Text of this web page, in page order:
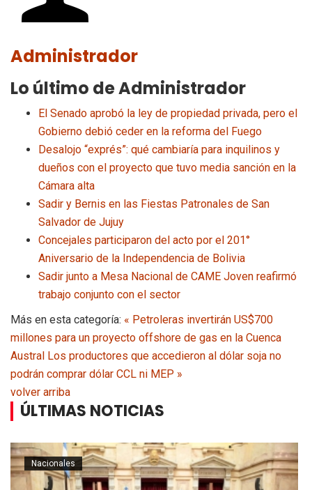
Administrador
Lo último de Administrador
El Senado aprobó la ley de propiedad privada, pero el
Gobierno debió ceder en la reforma del Fuego
Desalojo “exprés”: qué cambiaría para inquilinos y
dueños con el proyecto que tuvo media sanción en la
Cámara alta
Sadir y Bernis en las Fiestas Patronales de San
Salvador de Jujuy
Concejales participaron del acto por el 201°
Aniversario de la Independencia de Bolivia
Sadir junto a Mesa Nacional de CAME Joven reafirmó
trabajo conjunto con el sector
Más en esta categoría: « Petroleras invertirán US$700
millones para un proyecto offshore de gas en la Cuenca
Austral Los productores que accedieron al dólar soja no
podrán comprar dólar CCL ni MEP »
volver arriba
ÚLTIMAS NOTICIAS
Nacionales